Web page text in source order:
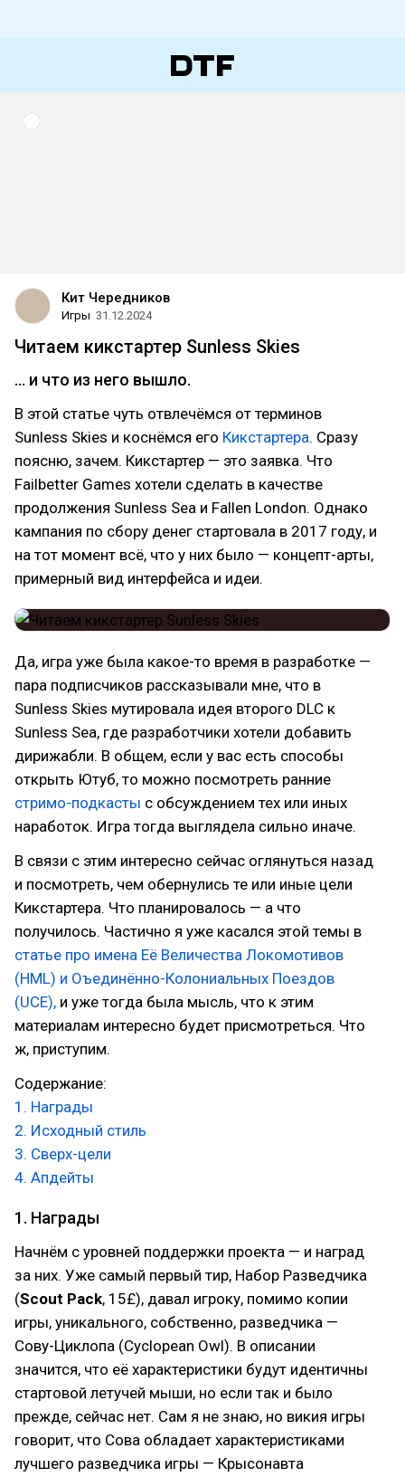
Кит Чередников
Игры 31.12.2024
Читаем кикстартер Sunless Skies
… и что из него вышло.
В этой статье чуть отвлечёмся от терминов
Sunless Skies и коснёмся его Кикстартера. Сразу
поясню, зачем. Кикстартер — это заявка. Что
Failbetter Games хотели сделать в качестве
продолжения Sunless Sea и Fallen London. Однако
кампания по сбору денег стартовала в 2017 году, и
на тот момент всё, что у них было — концепт-арты,
примерный вид интерфейса и идеи.
Да, игра уже была какое-то время в разработке —
пара подписчиков рассказывали мне, что в
Sunless Skies мутировала идея второго DLC к
Sunless Sea, где разработчики хотели добавить
дирижабли. В общем, если у вас есть способы
открыть Ютуб, то можно посмотреть ранние
стримо-подкасты с обсуждением тех или иных
наработок. Игра тогда выглядела сильно иначе.
В связи с этим интересно сейчас оглянуться назад
и посмотреть, чем обернулись те или иные цели
Кикстартера. Что планировалось — а что
получилось. Частично я уже касался этой темы в
статье про имена Её Величества Локомотивов
(HML) и Оъединённо-Колониальных Поездов
(UCE), и уже тогда была мысль, что к этим
материалам интересно будет присмотреться. Что
ж, приступим.
Содержание:
1. Награды
2. Исходный стиль
3. Сверх-цели
4. Апдейты
1. Награды
Начнём с уровней поддержки проекта — и наград
за них. Уже самый первый тир, Набор Разведчика
(Scout Pack, 15£), давал игроку, помимо копии
игры, уникального, собственно, разведчика —
Сову-Циклопа (Cyclopean Owl). В описании
значится, что её характеристики будут идентичны
стартовой летучей мыши, но если так и было
прежде, сейчас нет. Сам я не знаю, но викия игры
говорит, что Сова обладает характеристиками
лучшего разведчика игры — Крысонавта